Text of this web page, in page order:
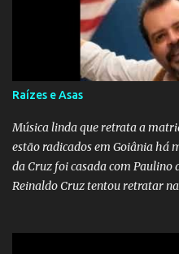
obra conclui como uma
reencontro, unindo a tradição
do amor. No geral, o vídeo
persistência do afeto através
YouTube YouTube
Raízes e Asas
Música linda que retrata a
estão radicados em Goiânia há
da Cruz foi casada com Paulino
Reinaldo Cruz tentou retratar